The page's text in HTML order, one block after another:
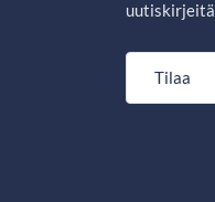
uutiskirjeitä
Tilaa